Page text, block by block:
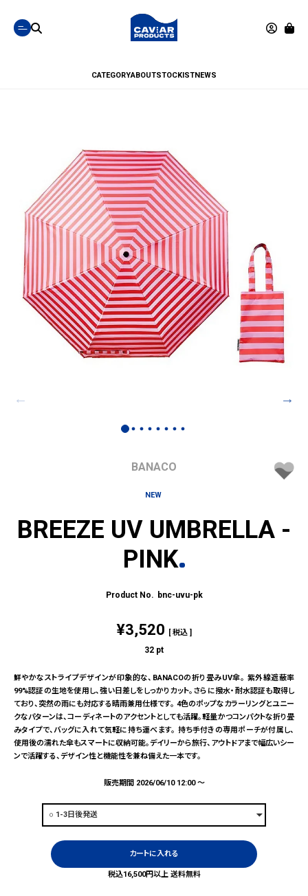
CATEGORYABOUTSTOCKISTNEWS
BANACO
NEW
BREEZE UV UMBRELLA -
PINK
bnc-uvu-pk
¥3,520 税込
32 pt
鮮やかなストライプデザインが印象的な、BANACOの折り畳みUV傘。 紫外線遮蔽率
99%認証の生地を使用し、強い日差しをしっかりカット。さらに撥水・耐水認証も取得し
ており、突然の雨にも対応する晴雨兼用仕様です。 4色のポップなカラーリングとユニー
クなパターンは、コーディネートのアクセントとしても活躍。軽量かつコンパクトな折り畳
みタイプで、バッグに入れて気軽に持ち運べます。 持ち手付きの専用ポーチが付属し、
使用後の濡れた傘もスマートに収納可能。デイリーから旅行、アウトドアまで幅広いシー
ンで活躍する、デザイン性と機能性を兼ね備えた一本です。
販売期間 2026/06/10 12:00〜
カートに入れる
税込16,500円以上 送料無料